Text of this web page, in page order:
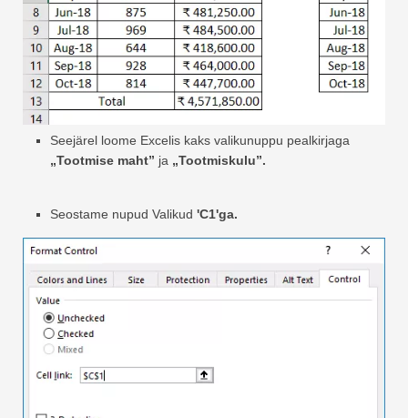
Seejärel loome Excelis kaks valikunuppu pealkirjaga
„Tootmise maht” ja „Tootmiskulu”.
Seostame nupud Valikud 'C1'ga.